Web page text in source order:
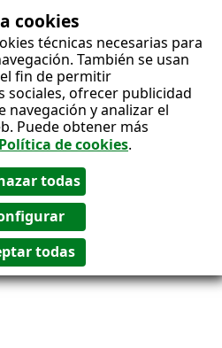
cookies
técnicas necesarias para
También se usan
fin de permitir
sociales, ofrecer publicidad
navegación y analizar el
Puede obtener más
Política de cookies.